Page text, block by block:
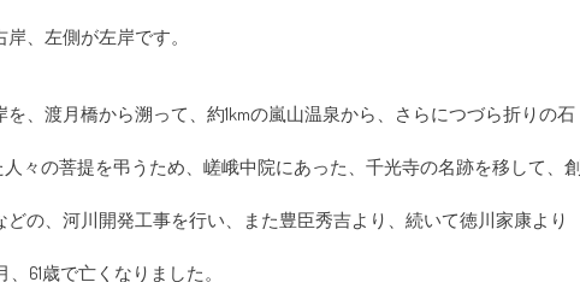
、左側が左岸です。
、渡月橋から溯って、約1kmの嵐山温泉から、さらにつづら折りの石
人々の菩提を弔うため、嵯峨中院にあった、千光寺の名跡を移して、創
の、河川開発工事を行い、また豊臣秀吉より、続いて徳川家康より
61歳で亡くなりました。